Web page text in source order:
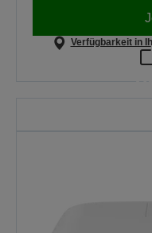
Verfügbarkeit in